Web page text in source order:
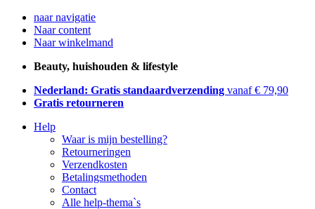
naar navigatie
Naar content
Naar winkelmand
Beauty, huishouden & lifestyle
Nederland: Gratis standaardverzending vanaf € 79,90
Gratis retourneren
Help
Waar is mijn bestelling?
Retourneringen
Verzendkosten
Betalingsmethoden
Contact
Alle help-thema`s